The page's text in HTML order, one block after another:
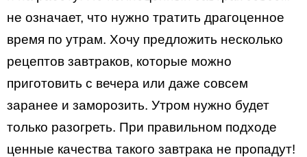
не означает, что нужно тратить драгоценное
время по утрам. Хочу предложить несколько
рецептов завтраков, которые можно
приготовить с вечера или даже совсем
заранее и заморозить. Утром нужно будет
только разогреть. При правильном подходе
ценные качества такого завтрака не пропадут!